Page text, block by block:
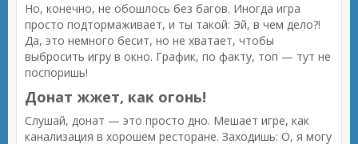
Но, конечно, не обошлось без багов. Иногда игра
просто подтормаживает, и ты такой: Эй, в чем дело?!
Да, это немного бесит, но не хватает, чтобы
выбросить игру в окно. График, по факту, топ — тут не
поспоришь!
Донат жжет, как огонь!
Слушай, донат — это просто дно. Мешает игре, как
канализация в хорошем ресторане. Заходишь: О, я могу